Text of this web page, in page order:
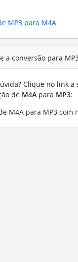
MP3 para M4A
a conversão para
Clique no link
de M4A para MP3:
M4A para MP3